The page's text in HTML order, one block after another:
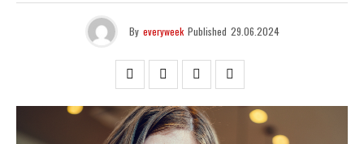
By everyweek Published 29.06.2024